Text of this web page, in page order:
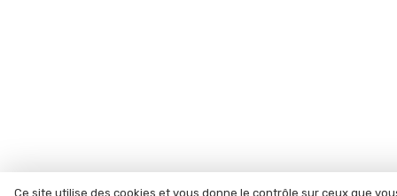
Ce site utilise des cookies et vous donne le contrôle sur ceux que